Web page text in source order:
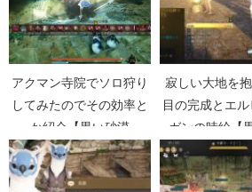
アクマン寺院でソロ狩り
してみたのでその効率と
か紹介【黒い砂漠
Part842】
寂しい大地を
目の完成とエ
ガンの時給【
Part3966